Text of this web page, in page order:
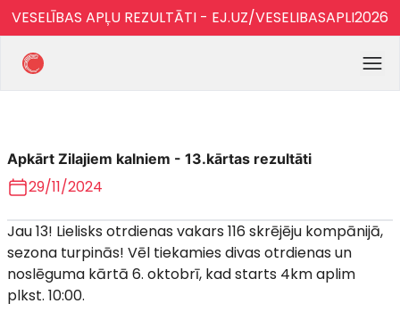
VESELĪBAS APĻU REZULTĀTI - EJ.UZ/VESELIBASAPLI2026
Apkārt Zilajiem kalniem - 13.kārtas rezultāti
29/11/2024
Jau 13! Lielisks otrdienas vakars 116 skrējēju kompānijā,
sezona turpinās! Vēl tiekamies divas otrdienas un
noslēguma kārtā 6. oktobrī, kad starts 4km aplim
plkst. 10:00.